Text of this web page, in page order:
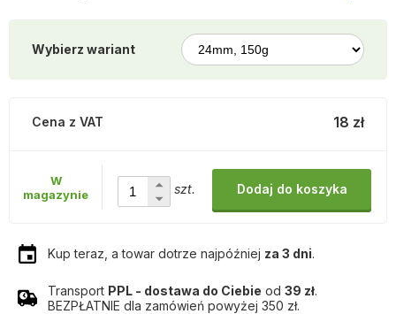
Wybierz wariant
18 zł
Cena z VAT
W
magazynie
szt. Dodaj do koszyka
Kup teraz, a towar dotrze najpóźniej za 3 dni.
Transport PPL - dostawa do Ciebie od 39 zł.
BEZPŁATNIE dla zamówień powyżej 350 zł.